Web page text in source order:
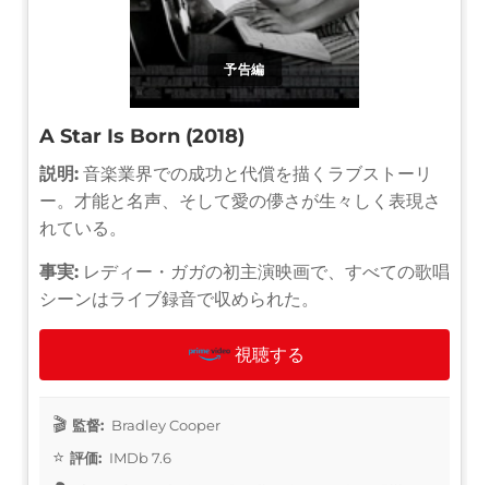
予告編
A Star Is Born (2018)
説明: 音楽業界での成功と代償を描くラブストーリ
ー。才能と名声、そして愛の儚さが生々しく表現さ
れている。
事実: レディー・ガガの初主演映画で、すべての歌唱
シーンはライブ録音で収められた。
視聴する
監督: Bradley Cooper
評価: IMDb 7.6